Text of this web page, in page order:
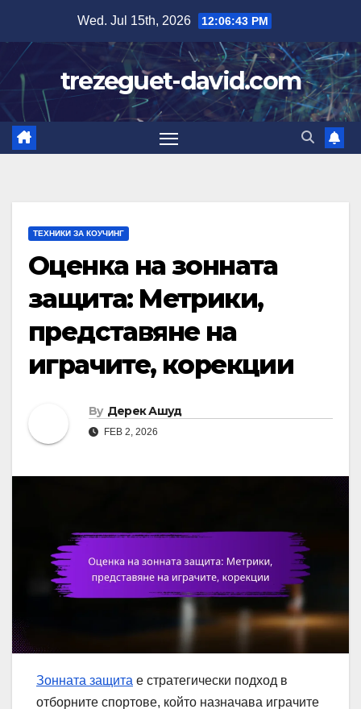
content
Wed. Jul 15th, 2026 12:06:44 PM
trezeguet-david.com
ТЕХНИКИ ЗА КОУЧИНГ
Оценка на зонната
защита: Метрики,
представяне на
играчите, корекции
By Дерек Ашуд
FEB 2, 2026
Зонната защита е стратегически подход в
отборните спортове, който назначава играчите